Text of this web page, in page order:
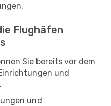
Flughäfen
Sie bereits vor dem
und
und